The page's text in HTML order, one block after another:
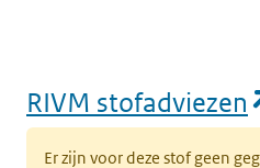
RIVM stofadviezen
Er zijn voor deze stof geen